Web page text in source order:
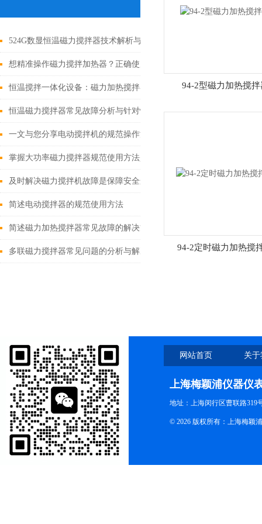
524G数显恒温磁力搅拌器技术解析与应用介绍
想精准操作磁力搅拌加热器？正确使用法在此揭秘！
恒温搅拌一体化设备：磁力加热搅拌器技术剖析
恒温磁力搅拌器常见故障分析与针对性解决方法分享
一文与您分享电动搅拌机的规范操作流程
掌握大功率磁力搅拌器规范使用方法是实现实验安全的关键
及时解决磁力搅拌机故障是保障安全运行的关键
简述电动搅拌器的规范使用方法
简述磁力加热搅拌器常见故障的解决方法
多联磁力搅拌器常见问题的分析与解决方法分享
94-2型磁力加热搅拌
94-2定时磁力加热搅
网站首页 关
上海梅颖浦仪器仪
地址：上海闵行区曹联路319
© 2026 版权所有：上海梅颖